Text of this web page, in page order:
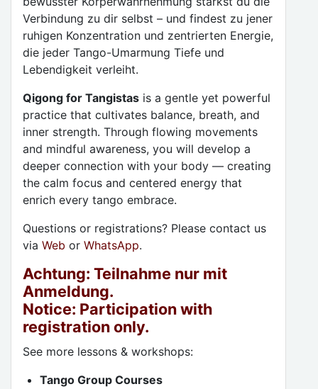
Verbindung zu dir selbst – und findest zu jener
ruhigen Konzentration und zentrierten Energie,
die jeder Tango-Umarmung Tiefe und
Lebendigkeit verleiht.
Qigong for Tangistas is a gentle yet powerful
practice that cultivates balance, breath, and
inner strength. Through flowing movements
and mindful awareness, you will develop a
deeper connection with your body — creating
the calm focus and centered energy that
enrich every tango embrace.
Questions or registrations? Please contact us
via Web or WhatsApp.
Achtung: Teilnahme nur mit
Anmeldung.
Notice: Participation with
registration only.
See more lessons & workshops:
Tango Group Courses